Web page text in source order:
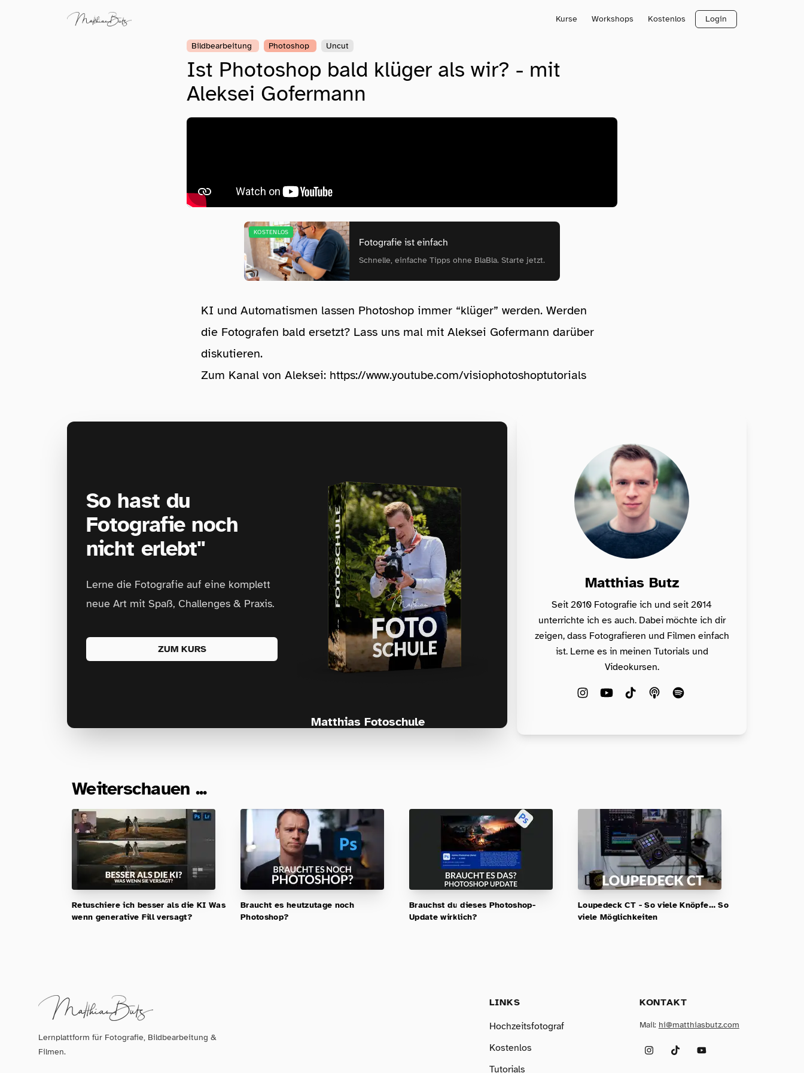
Kurse Workshops Kostenlos Login
Bildbearbeitung Photoshop Uncut
Ist Photoshop bald klüger als wir? - mit
Aleksei Gofermann
KOSTENLOS
Fotografie ist einfach
Schnelle, einfache Tipps ohne BlaBla. Starte jetzt.
KI und Automatismen lassen Photoshop immer “klüger” werden. Werden
die Fotografen bald ersetzt? Lass uns mal mit Aleksei Gofermann darüber
diskutieren.
Zum Kanal von Aleksei: https://www.youtube.com/visiophotoshoptutorials
So hast du
Fotografie noch
nicht erlebt"
Lerne die Fotografie auf eine komplett
neue Art mit Spaß, Challenges & Praxis.
ZUM KURS
Matthias Fotoschule
Matthias Butz
Seit 2010 Fotografie ich und seit 2014
unterrichte ich es auch. Dabei möchte ich dir
zeigen, dass Fotografieren und Filmen einfach
ist. Lerne es in meinen Tutorials und
Videokursen.
Weiterschauen ...
Retuschiere ich besser als die KI Was
wenn generative Fill versagt?
Braucht es heutzutage noch
Photoshop?
Brauchst du dieses Photoshop-
Update wirklich?
Loupedeck CT - So viele Knöpfe… So
viele Möglichkeiten
Lernplattform für Fotografie, Bildbearbeitung &
Filmen.
LINKS
Hochzeitsfotograf
Kostenlos
Tutorials
KONTAKT
Mail: hi@matthiasbutz.com
InstagramTikTokYouTube